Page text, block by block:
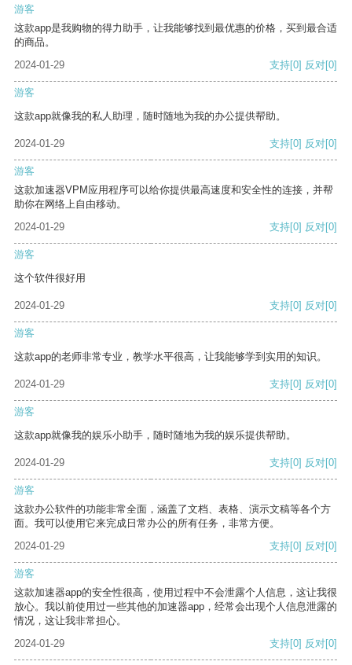
游客
这款app是我购物的得力助手，让我能够找到最优惠的价格，买到最合适
的商品。
2024-01-29
支持[0] 反对[0]
游客
这款app就像我的私人助理，随时随地为我的办公提供帮助。
2024-01-29 支持[0] 反对[0]
游客
这款加速器VPM应用程序可以给你提供最高速度和安全性的连接，并帮
助你在网络上自由移动。
2024-01-29
支持[0] 反对[0]
游客
这个软件很好用
2024-01-29 支持[0] 反对[0]
游客
这款app的老师非常专业，教学水平很高，让我能够学到实用的知识。
2024-01-29 支持[0] 反对[0]
游客
这款app就像我的娱乐小助手，随时随地为我的娱乐提供帮助。
2024-01-29 支持[0] 反对[0]
游客
这款办公软件的功能非常全面，涵盖了文档、表格、演示文稿等各个方
面。我可以使用它来完成日常办公的所有任务，非常方便。
2024-01-29
支持[0] 反对[0]
游客
这款加速器app的安全性很高，使用过程中不会泄露个人信息，这让我很
放心。我以前使用过一些其他的加速器app，经常会出现个人信息泄露的
情况，这让我非常担心。
2024-01-29
支持[0] 反对[0]